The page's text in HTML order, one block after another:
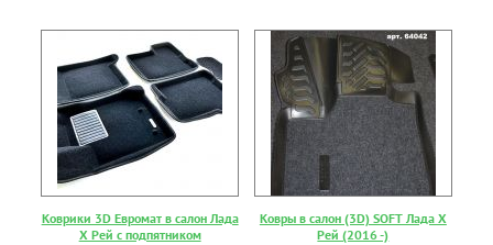
Коврики 3D Евромат в салон Лада
Х Рей с подпятником
Ковры в салон (3D) SOFT Лада Х
Рей (2016 -)